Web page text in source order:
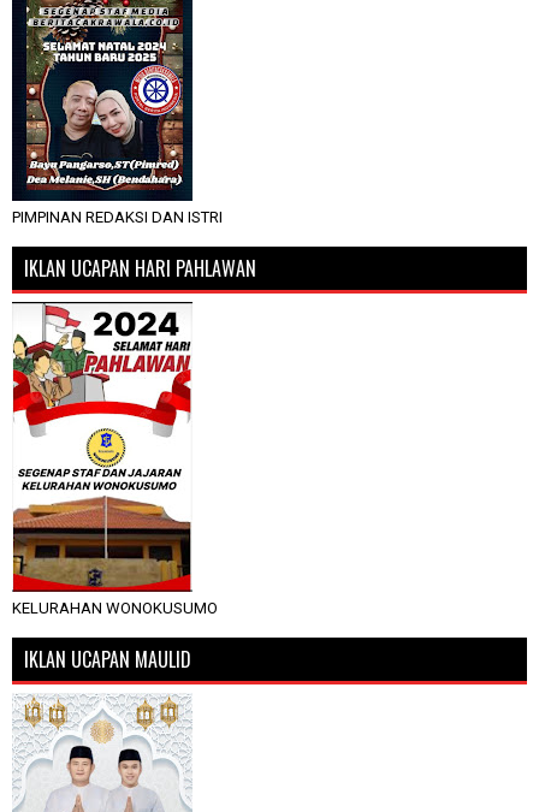
PIMPINAN REDAKSI DAN ISTRI
IKLAN UCAPAN HARI PAHLAWAN
KELURAHAN WONOKUSUMO
IKLAN UCAPAN MAULID